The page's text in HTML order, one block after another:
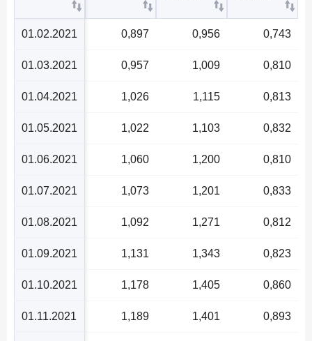
01.02.2021 0,897 0,956 0,743
01.03.2021 0,957 1,009 0,810
01.04.2021 1,026 1,115 0,813
01.05.2021 1,022 1,103 0,832
01.06.2021 1,060 1,200 0,810
01.07.2021 1,073 1,201 0,833
01.08.2021 1,092 1,271 0,812
01.09.2021 1,131 1,343 0,823
01.10.2021 1,178 1,405 0,860
01.11.2021 1,189 1,401 0,893